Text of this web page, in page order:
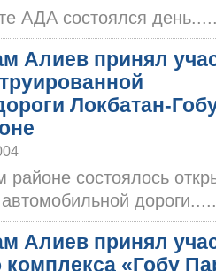
АДА состоялся
Алиев принял
Локбатан-
районе состоялось
Алиев принял
«Гобу